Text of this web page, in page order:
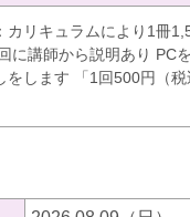
カリキュラムにより1冊
に講師から説明あり PC
をします 「1回500円（